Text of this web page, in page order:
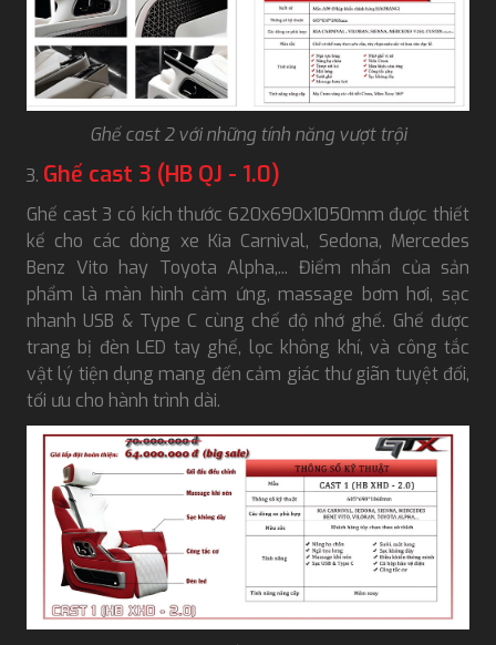
Ghế cast 2 với những tính năng vượt trội
Ghế cast 3 (HB QJ - 1.0)
Ghế cast 3 có kích thước 620x690x1050mm được thiết
kế cho các dòng xe Kia Carnival, Sedona, Mercedes
Benz Vito hay Toyota Alpha,... Điểm nhấn của sản
phẩm là màn hình cảm ứng, massage bơm hơi, sạc
nhanh USB & Type C cùng chế độ nhớ ghế. Ghế được
trang bị đèn LED tay ghế, lọc không khí, và công tắc
vật lý tiện dụng mang đến cảm giác thư giãn tuyệt đối,
tối ưu cho hành trình dài.